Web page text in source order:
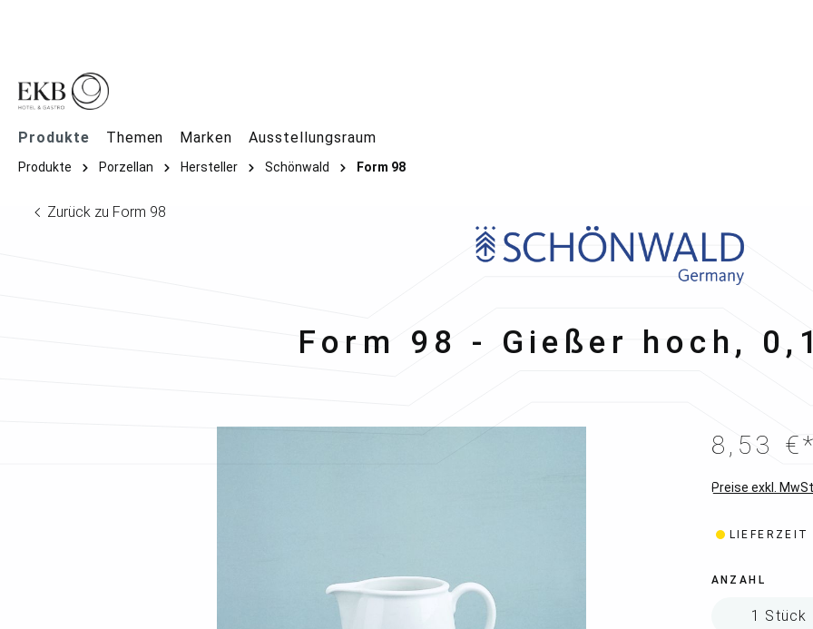
Produkte Themen Marken Ausstellungsraum
Produkte Porzellan Hersteller Schönwald Form 98
Zurück zu Form 98
Schönwald
Form 98 - Gießer hoch,
8,53
Preise exkl.
ANZAHL